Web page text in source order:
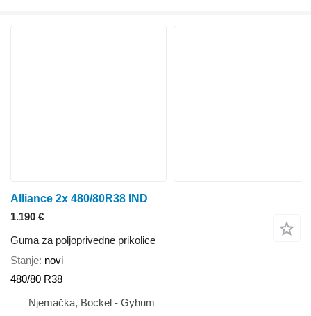
Alliance 2x 480/80R38 IND
1.190 €
Guma za poljoprivedne prikolice
Stanje novi
480/80 R38
Njemačka, Bockel - Gyhum